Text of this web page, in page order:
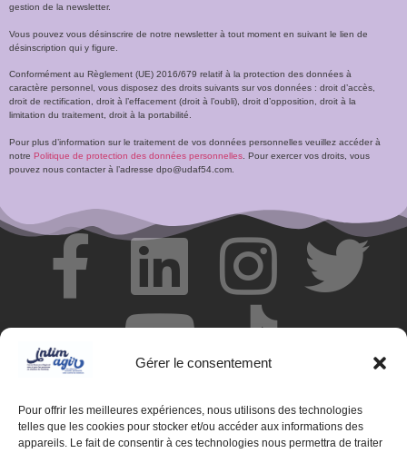
Gérer le consentement
Pour offrir les meilleures expériences, nous utilisons des technologies
telles que les cookies pour stocker et/ou accéder aux informations des
appareils. Le fait de consentir à ces technologies nous permettra de traiter
gestion de la newsletter.
Vous pouvez vous désinscrire de notre newsletter à tout moment en suivant le lien de
désinscription qui y figure.
Conformément au Règlement (UE) 2016/679 relatif à la protection des données à
caractère personnel, vous disposez des droits suivants sur vos données : droit d’accès,
droit de rectification, droit à l’effacement (droit à l’oubli), droit d’opposition, droit à la
limitation du traitement, droit à la portabilité.
Pour plus d’information sur le traitement de vos données personnelles veuillez accéder à
notre Politique de protection des données personnelles . Pour exercer vos droits, vous
pouvez nous contacter à l’adresse dpo@udaf54.com.